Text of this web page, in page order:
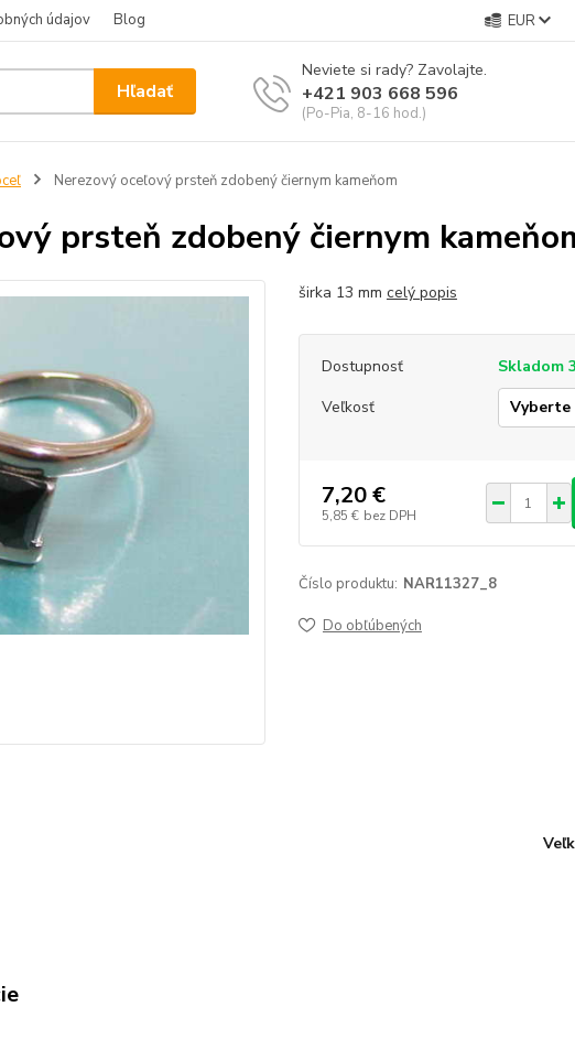
údajov Blog EUR
Hľadať
Neviete si rady? Zavolajte.
+421 903 668 596
(Po-Pia, 8-16 hod.)
Nerezový oceľový prsteň zdobený čiernym kameňom
prsteň zdobený čiernym
širka 13 mm celý popis
Dostupnosť
Skladom 3
Veľkosť
7,20 €
5,85 € bez DPH
Číslo produktu: NAR11327_8
Do obľúbených